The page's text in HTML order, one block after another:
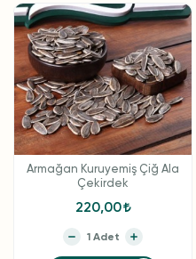
Armağan Kuruyemiş Çiğ Ala
Çekirdek
220,00